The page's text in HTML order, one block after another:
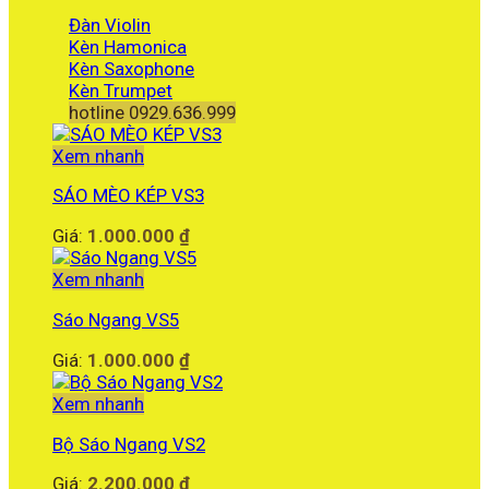
Đàn Violin
Kèn Hamonica
Kèn Saxophone
Kèn Trumpet
hotline 0929.636.999
Xem nhanh
SÁO MÈO KÉP VS3
Giá: 1.000.000 ₫
Xem nhanh
Sáo Ngang VS5
Giá: 1.000.000 ₫
Xem nhanh
Bộ Sáo Ngang VS2
Giá: 2.200.000 ₫